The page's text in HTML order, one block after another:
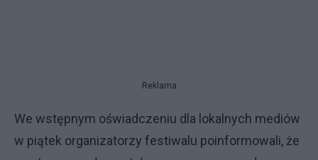
Reklama
We wstępnym oświadczeniu dla lokalnych mediów
w piątek organizatorzy festiwalu poinformowali, że